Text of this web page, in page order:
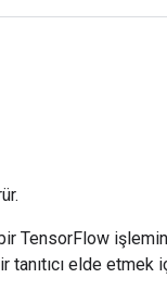
elde etmek